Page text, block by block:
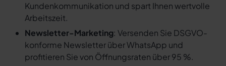
Kundenkommunikation und spart Ihnen wertvolle
Arbeitszeit.
Newsletter-Marketing: Versenden Sie DSGVO-
konforme Newsletter über WhatsApp und
profitieren Sie von Öffnungsraten über 95 %.